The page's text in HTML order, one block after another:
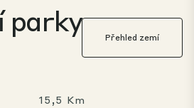
parky Přehled zemí
15,5 Km